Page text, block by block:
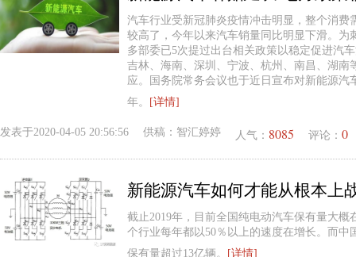
汽车行业受新冠肺炎疫情冲击明显，整个消费
较高了，今年以来汽车销量同比明显下滑。为
多部委已5次提过出台相关政策以稳定促进汽
吉林、海南、深圳、宁波、杭州、南昌、湖南
应。国务院常务会议也于近日宣布对新能源汽
年。
[详情]
发表于2020-04-05 20:56:56 供稿： 智汇婷婷 人气： 8085 评论： 0
新能源汽车如何才能从根本上
截止2019年，目前全国纯电动汽车保有量大概
个行业每年都以50％以上的速度在增长。而中
保有量超过13亿辆。
[详情]